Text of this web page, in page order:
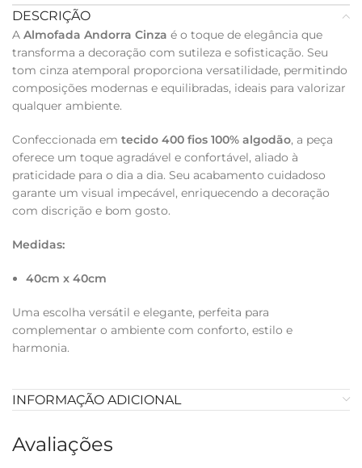
DESCRIÇÃO
A Almofada Andorra Cinza é o toque de elegância que
transforma a decoração com sutileza e sofisticação. Seu
tom cinza atemporal proporciona versatilidade, permitindo
composições modernas e equilibradas, ideais para valorizar
qualquer ambiente.
Confeccionada em tecido 400 fios 100% algodão, a peça
oferece um toque agradável e confortável, aliado à
praticidade para o dia a dia. Seu acabamento cuidadoso
garante um visual impecável, enriquecendo a decoração
com discrição e bom gosto.
Medidas:
40cm x 40cm
Uma escolha versátil e elegante, perfeita para
complementar o ambiente com conforto, estilo e
harmonia.
INFORMAÇÃO ADICIONAL
Avaliações